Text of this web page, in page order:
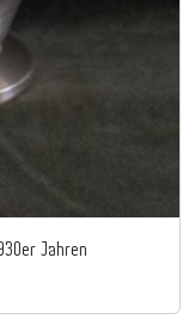
Jahren